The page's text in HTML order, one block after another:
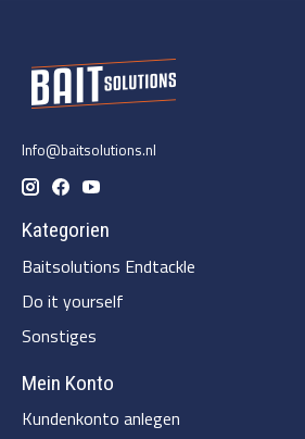
Info@baitsolutions.nl
Kategorien
Baitsolutions Endtackle
Do it yourself
Sonstiges
Mein Konto
Kundenkonto anlegen